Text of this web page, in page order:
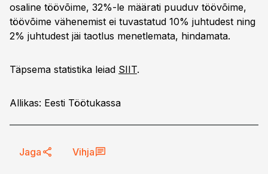
osaline töövõime, 32%-le määrati puuduv töövõime,
töövõime vähenemist ei tuvastatud 10% juhtudest ning
2% juhtudest jäi taotlus menetlemata, hindamata.
Täpsema statistika leiad SIIT.
Allikas: Eesti Töötukassa
Jaga Vihja